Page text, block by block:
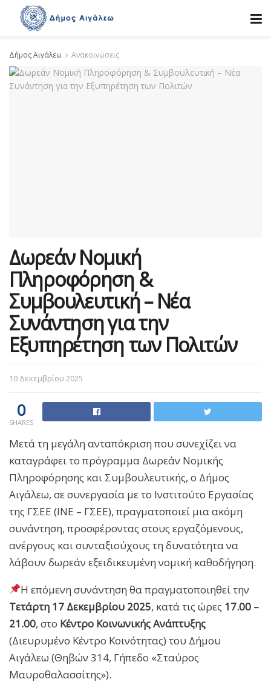
Δήμος Αιγάλεω Ανακοινώσεις
Δωρεάν Νομική
Πληροφόρηση &
Συμβουλευτική – Νέα
Συνάντηση για την
Εξυπηρέτηση των Πολιτών
10 Δεκεμβρίου 2025
0
SHARES
Μετά τη μεγάλη ανταπόκριση που συνεχίζει να
καταγράφει το πρόγραμμα Δωρεάν Νομικής
Πληροφόρησης και Συμβουλευτικής, ο Δήμος
Αιγάλεω, σε συνεργασία με το Ινστιτούτο Εργασίας
της ΓΣΕΕ (ΙΝΕ – ΓΣΕΕ), πραγματοποιεί μια ακόμη
συνάντηση, προσφέροντας στους εργαζόμενους,
ανέργους και συνταξιούχους τη δυνατότητα να
λάβουν δωρεάν εξειδικευμένη νομική καθοδήγηση.
Η επόμενη συνάντηση θα πραγματοποιηθεί την
Τετάρτη 17 Δεκεμβρίου 2025, κατά τις ώρες 17.00 –
21.00, στο Κέντρο Κοινωνικής Ανάπτυξης
(Διευρυμένο Κέντρο Κοινότητας) του Δήμου
Αιγάλεω (Θηβών 314, Γήπεδο «Σταύρος
Μαυροθαλασσίτης»).